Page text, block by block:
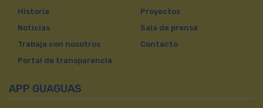
Historia
Noticias
Trabaja con nosotros
Portal de transparencia
Proyectos
Sala de prensa
Contacto
APP GUAGUAS